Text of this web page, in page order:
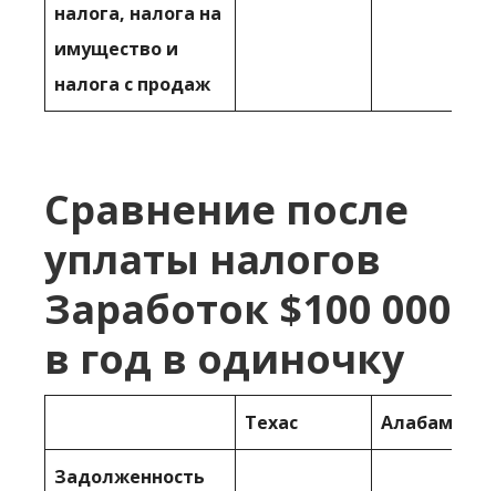
налога, налога на
имущество и
налога с продаж
Сравнение после
уплаты налогов
Заработок $100 000
в год в одиночку
Техас Алабама
Задолженность